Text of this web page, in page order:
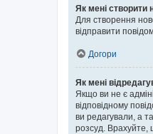
Як мені створити
Для створення
відправити
Догори
Як мені
Якщо ви не є
відповідному
ви редагували, а
розсуд. Врахуйте,